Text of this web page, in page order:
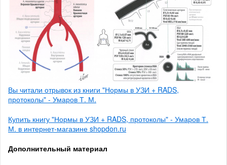
Вы читали отрывок из книги "Нормы в УЗИ + RADS,
протоколы" - Умаров Т. М.
Купить книгу "Нормы в УЗИ + RADS, протоколы" - Умаров Т.
М. в интернет-магазине shopdon.ru
Дополнительный материал